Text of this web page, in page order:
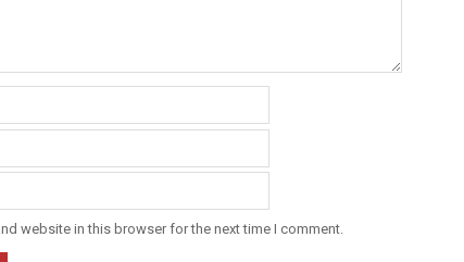
website in this browser for the next time I comment.